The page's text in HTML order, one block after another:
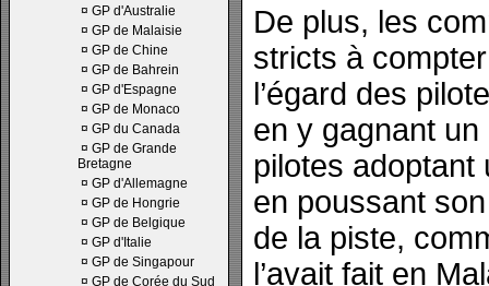
¤ GP d'Australie
¤ GP de Malaisie
¤ GP de Chine
¤ GP de Bahrein
¤ GP d'Espagne
¤ GP de Monaco
¤ GP du Canada
¤ GP de Grande
Bretagne
¤ GP d'Allemagne
¤ GP de Hongrie
¤ GP de Belgique
¤ GP d'Italie
¤ GP de Singapour
¤ GP de Corée du Sud
De plus, les
stricts à
l’égard des
en y gagnant
pilotes adoptant
en poussant
de la piste,
l’avait fait en